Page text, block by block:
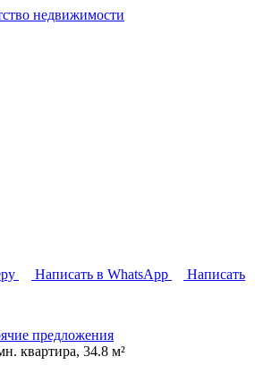
Написать в WhatsApp
Написать
предложения
квартира, 34.8 м²